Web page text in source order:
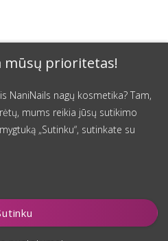
mūsų prioritetas!
NaniNails nagų kosmetika? Tam,
mums reikia jūsų sutikimo
„Sutinku“, sutinkate su